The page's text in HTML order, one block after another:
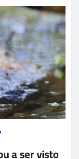
a ser visto